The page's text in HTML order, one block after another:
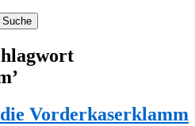
’
Vorderkaserklamm